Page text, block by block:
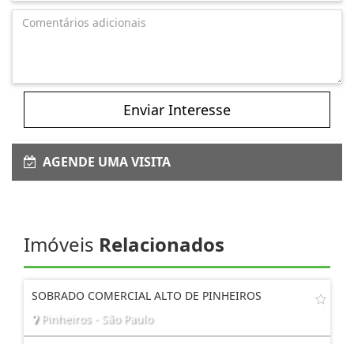
Enviar Interesse
AGENDE UMA VISITA
Imóveis Relacionados
SOBRADO COMERCIAL ALTO DE PINHEIROS
Pinheiros - São Paulo